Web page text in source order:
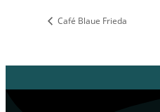
Café Blaue Frieda